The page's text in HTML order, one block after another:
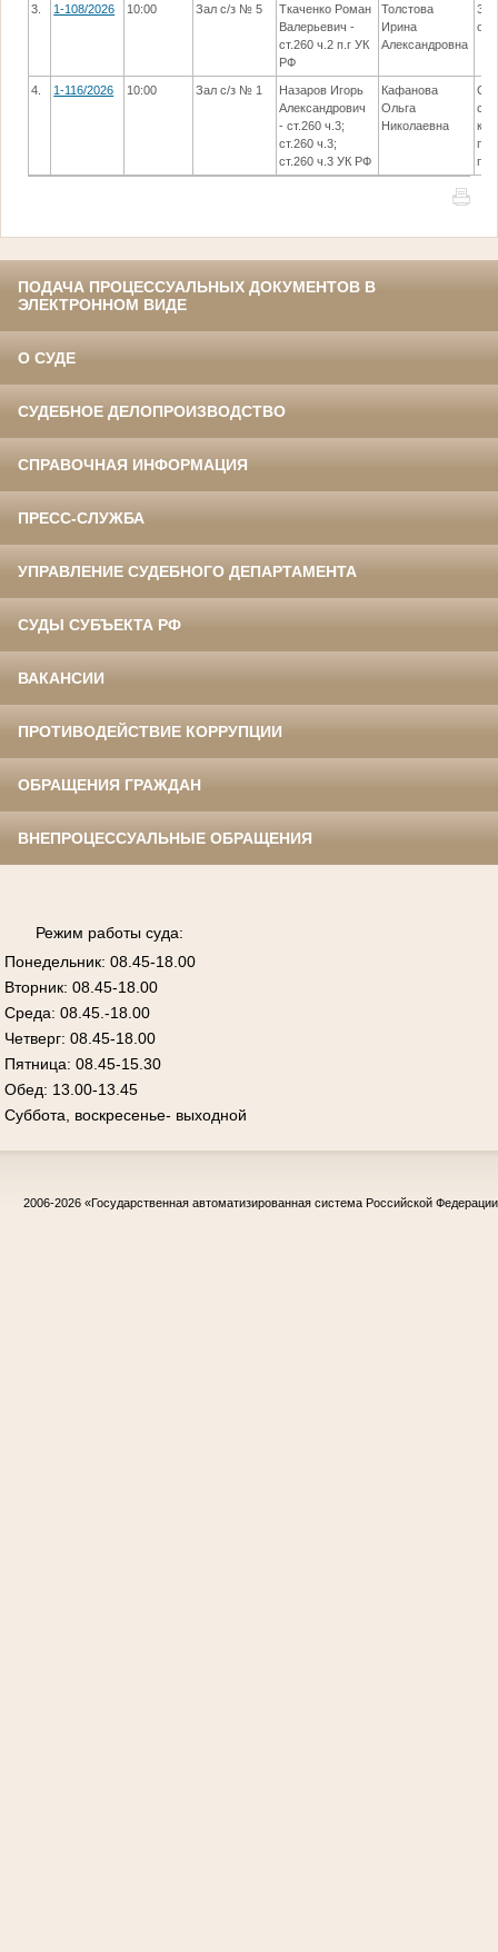
3. 1-108/2026 10:00 Зал с/з № 5
Ткаченко Роман
Валерьевич -
ст.260 ч.2 п.г УК
РФ
Толстова
Ирина
Александровна
4. 1-116/2026 10:00 Зал с/з № 1
Назаров Игорь
Александрович
- ст.260 ч.3;
ст.260 ч.3;
ст.260 ч.3 УК РФ
Кафанова
Ольга
Николаевна
ПОДАЧА ПРОЦЕССУАЛЬНЫХ ДОКУМЕНТОВ В
ЭЛЕКТРОННОМ ВИДЕ
О СУДЕ
СУДЕБНОЕ ДЕЛОПРОИЗВОДСТВО
СПРАВОЧНАЯ ИНФОРМАЦИЯ
ПРЕСС-СЛУЖБА
УПРАВЛЕНИЕ СУДЕБНОГО ДЕПАРТАМЕНТА
СУДЫ СУБЪЕКТА РФ
ВАКАНСИИ
ПРОТИВОДЕЙСТВИЕ КОРРУПЦИИ
ОБРАЩЕНИЯ ГРАЖДАН
ВНЕПРОЦЕССУАЛЬНЫЕ ОБРАЩЕНИЯ
Режим работы суда:
Понедельник: 08.45-18.00
Вторник: 08.45-18.00
Среда: 08.45.-18.00
Четверг: 08.45-18.00
Пятница: 08.45-15.30
Обед: 13.00-13.45
Суббота, воскресенье- выходной
2006-2026 «Государственная автоматизированная система Российской